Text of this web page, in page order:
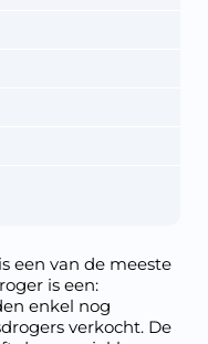
een van de meeste
is een:
enkel nog
verkocht. De